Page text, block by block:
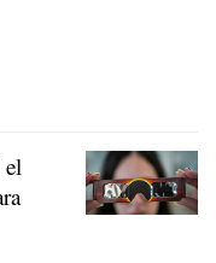
el